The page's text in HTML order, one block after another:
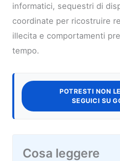
informatici, sequestri di
coordinate per ricostruire
illecita e comportamenti
tempo.
POTRESTI NON
SEGUICI SU
Cosa leggere